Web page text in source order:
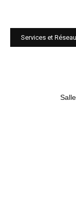
Services et